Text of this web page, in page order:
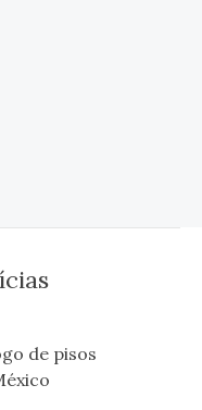
de pisos